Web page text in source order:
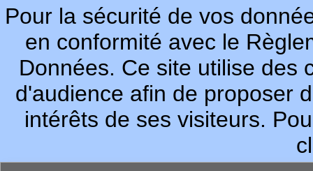
Pour la sécurité de vos
en conformité avec le
Données. Ce site utilise des
d'audience afin de proposer
intérêts de ses visiteurs.